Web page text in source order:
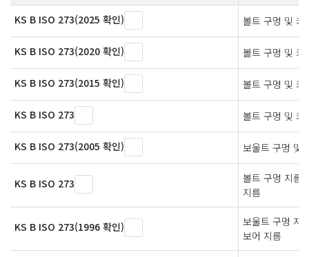
KS B ISO 273(2025 확인)
볼트 구멍 및 카
KS B ISO 273(2020 확인) 볼트 구멍 및 카
KS B ISO 273(2015 확인) 볼트 구멍 및 카
KS B ISO 273 볼트 구멍 및 카
KS B ISO 273(2005 확인) 보울트 구멍 및
KS B ISO 273
볼트 구멍 지름
지름
KS B ISO 273(1996 확인)
보울트 구멍 지
보어 지름